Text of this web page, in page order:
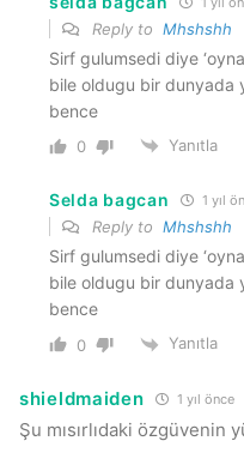
Reply to Mhshshh
Sirf gulumsedi diye
bile oldugu bir dunyada
bence
0 Yanıtla
Selda bagcan 1 yıl
Reply to Mhshshh
Sirf gulumsedi diye
bile oldugu bir dunyada
bence
0 Yanıtla
shieldmaiden 1 yıl önce
Şu mısırlıdaki özgüvenin